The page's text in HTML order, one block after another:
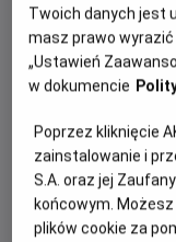
OPIS
Mecz półfinałowy
Rywalizacja o
świata dobiega
pamięć kibicom z
sportowych.
Twoich danych jest
masz prawo
„Ustawień
w dokumencie
Poprzez kliknięcie
zainstalowanie i
S.A. oraz jej
końcowym.
plików cookie za